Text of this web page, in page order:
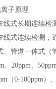
子原理
线式长期连续检
线式连续检测，
、管道一体式（
、20ppm、
（0-100ppm）